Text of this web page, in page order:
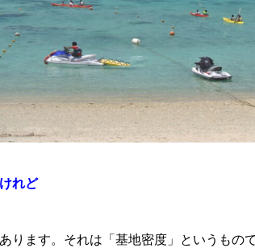
れど
ります。それは「基地密度」というもの